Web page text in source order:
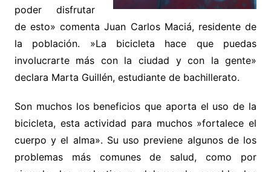
poder disfrutar
de esto» comenta Juan Carlos Maciá, residente de
la población. »La bicicleta hace que puedas
involucrarte más con la ciudad y con la gente»
declara Marta Guillén, estudiante de bachillerato.
Son muchos los beneficios que aporta el uso de la
bicicleta, esta actividad para muchos »fortalece el
cuerpo y el alma». Su uso previene algunos de los
problemas más comunes de salud, como por